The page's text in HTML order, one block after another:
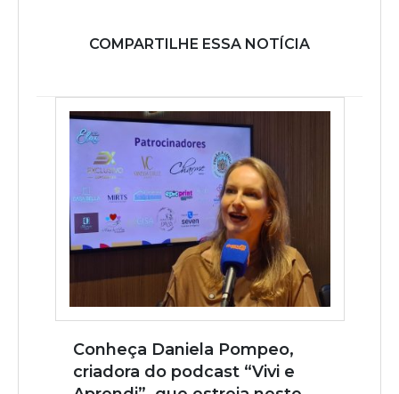
COMPARTILHE ESSA NOTÍCIA
Conheça Daniela Pompeo,
criadora do podcast “Vivi e